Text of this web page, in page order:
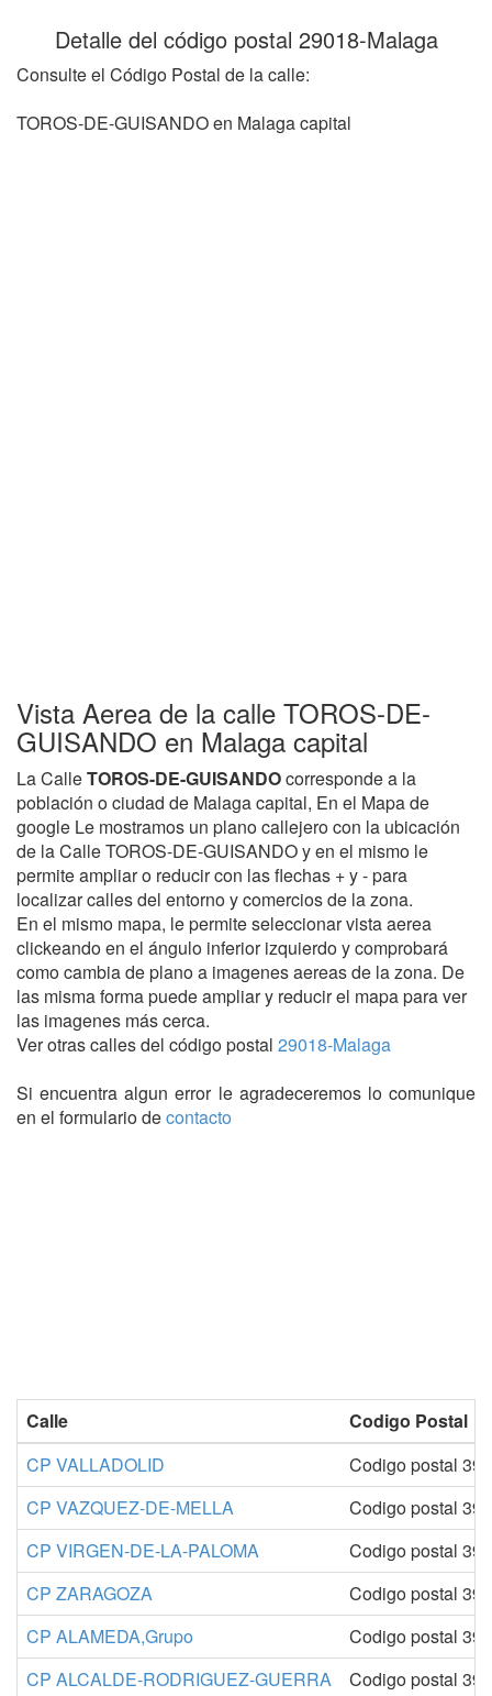
Detalle del código postal 29018-Malaga
Consulte el Código Postal de la calle:
TOROS-DE-GUISANDO en Malaga capital
Vista Aerea de la calle TOROS-DE-
GUISANDO en Malaga capital
La CalleTOROS-DE-GUISANDOcorresponde a la
población o ciudad de Malaga capital, En el Mapa de
google Le mostramos un plano callejero con la ubicación
de la Calle TOROS-DE-GUISANDO y en el mismo le
permite ampliar o reducir con las flechas + y - para
localizar calles del entorno y comercios de la zona.
En el mismo mapa, le permite seleccionar vista aerea
clickeando en el ángulo inferior izquierdo y comprobará
como cambia de plano a imagenes aereas de la zona. De
las misma forma puede ampliar y reducir el mapa para ver
las imagenes más cerca.
Ver otras calles del código postal 29018-Malaga
Si encuentra algun error le agradeceremos lo comunique
en el formulario decontacto
Calle
Codigo Postal
CP VALLADOLID
Codigo postal
CP VAZQUEZ-DE-MELLA
Codigo postal
CP VIRGEN-DE-LA-PALOMA
Codigo postal
CP ZARAGOZA
Codigo postal
CP ALAMEDA,Grupo
Codigo postal
CP ALCALDE-RODRIGUEZ-GUERRA
Codigo postal